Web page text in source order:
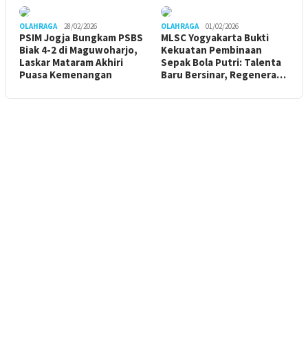
OLAHRAGA 28/02/2026
PSIM Jogja Bungkam PSBS
Biak 4-2 di Maguwoharjo,
Laskar Mataram Akhiri
Puasa Kemenangan
OLAHRAGA 01/02/2026
MLSC Yogyakarta Bukti
Kekuatan Pembinaan
Sepak Bola Putri: Talenta
Baru Bersinar, Regenera…